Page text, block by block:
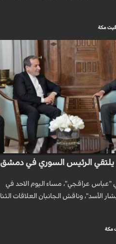
يلتقي الرئيس السوري في دمشق
"عباس عراقجي"، مساء اليوم الاحد في
الأسد"، وناقش الجانبان العلاقات